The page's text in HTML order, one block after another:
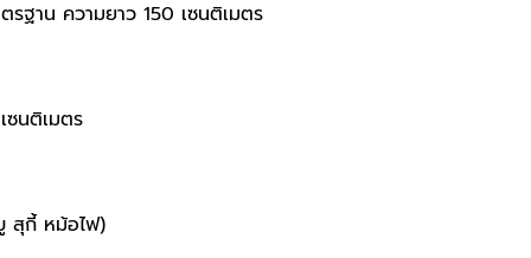
รฐาน ความยาว 150 เซนติเมตร
ซนติเมตร
สุกี้ หม้อไฟ)